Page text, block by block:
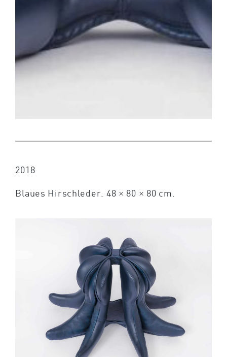
2018
Blaues Hirschleder. 48 × 80 × 80 cm.